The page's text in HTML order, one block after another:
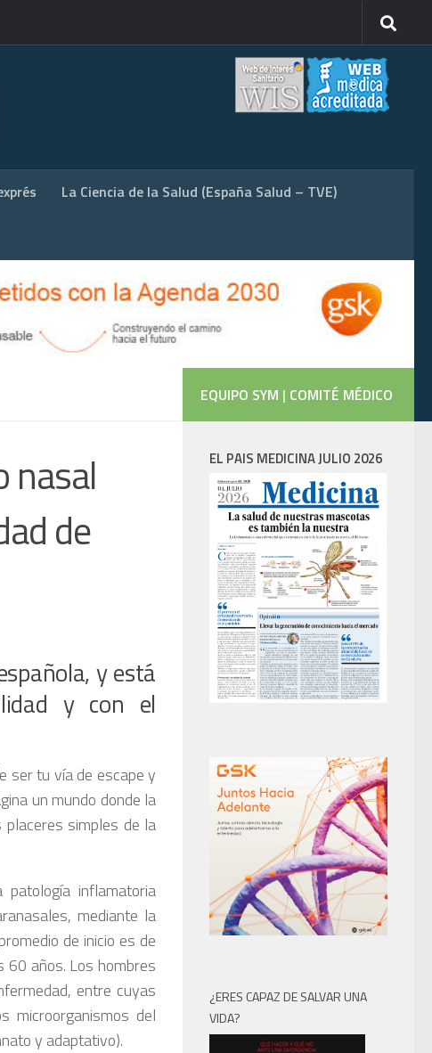
La Ciencia de la Salud (España Salud – TVE)
nasal
de
y está
y con el
ser tu vía de escape y
un mundo donde la
placeres simples de la
inflamatoria
mediante la
de inicio es de
60 años. Los hombres
entre cuyas
microorganismos del
y adaptativo).
EQUIPO SYM | COMITÉ MÉDICO
EL PAIS MEDICINA JULIO 2026
¿ERES CAPAZ DE SALVAR UNA
VIDA?